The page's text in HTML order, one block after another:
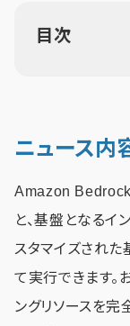
目次
ニュース内
Amazon Bedrock
と、基盤となるイ
スタマイズされた
て実行できます。
ングリソースを完